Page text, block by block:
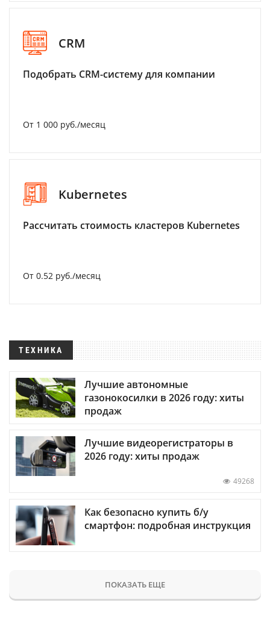
CRM
Подобрать CRM-систему для компании
От 1 000 руб./месяц
Kubernetes
Рассчитать стоимость кластеров Kubernetes
От 0.52 руб./месяц
ТЕХНИКА
Лучшие автономные
газонокосилки в 2026 году: хиты
продаж
Лучшие видеорегистраторы в
2026 году: хиты продаж
49268
Как безопасно купить б/у
смартфон: подробная инструкция
ПОКАЗАТЬ ЕЩЕ